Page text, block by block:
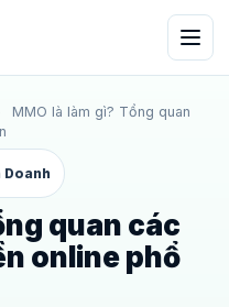
MMO là làm gì? Tổng quan
Doanh
quan các
online phổ